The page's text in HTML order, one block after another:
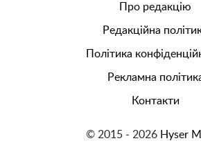
Про редакцію
Редакційна
Політика
Рекламна
Контакти
© 2015 - 2026 Hyser